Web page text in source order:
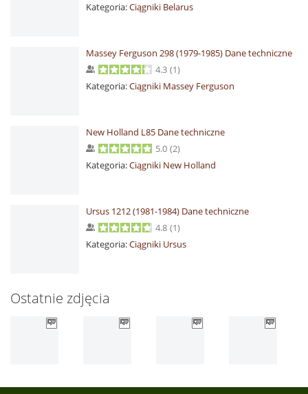
Kategoria:Ciągniki Belarus
Massey Ferguson 298 (1979-1985) Dane techniczne
4.3 (1)
Kategoria:Ciągniki Massey Ferguson
New Holland L85 Dane techniczne
5.0 (2)
Kategoria:Ciągniki New Holland
Ursus 1212 (1981-1984) Dane techniczne
4.8 (1)
Kategoria:Ciągniki Ursus
Ostatnie zdjęcia